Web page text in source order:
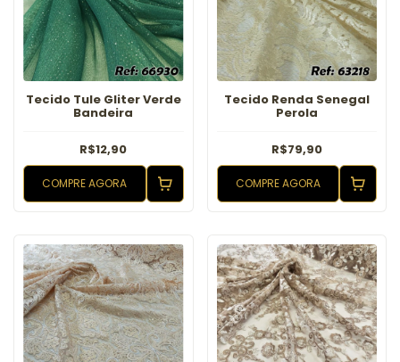
Tecido Tule Gliter Verde
Bandeira
R$12,90
COMPRE AGORA
Tecido Renda Senegal
Perola
R$79,90
COMPRE AGORA